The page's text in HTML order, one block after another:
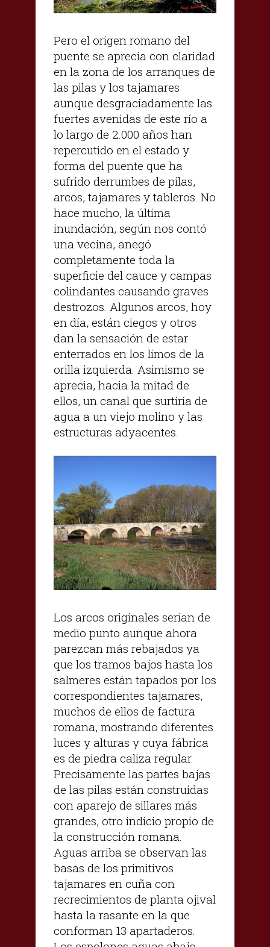
Pero el origen romano del
puente se aprecia con claridad
en la zona de los arranques de
las pilas y los tajamares
aunque desgraciadamente las
fuertes avenidas de este río a
lo largo de 2.000 años han
repercutido en el estado y
forma del puente que ha
sufrido derrumbes de pilas,
arcos, tajamares y tableros. No
hace mucho, la última
inundación, según nos contó
una vecina, anegó
completamente toda la
superficie del cauce y campas
colindantes causando graves
destrozos. Algunos arcos, hoy
en día, están ciegos y otros
dan la sensación de estar
enterrados en los limos de la
orilla izquierda. Asimismo se
aprecia, hacia la mitad de
ellos, un canal que surtiría de
agua a un viejo molino y las
estructuras adyacentes.
Los arcos originales serían de
medio punto aunque ahora
parezcan más rebajados ya
que los tramos bajos hasta los
salmeres están tapados por los
correspondientes tajamares,
muchos de ellos de factura
romana, mostrando diferentes
luces y alturas y cuya fábrica
es de piedra caliza regular.
Precisamente las partes bajas
de las pilas están construidas
con aparejo de sillares más
grandes, otro indicio propio de
la construcción romana.
Aguas arriba se observan las
basas de los primitivos
tajamares en cuña con
recrecimientos de planta ojival
hasta la rasante en la que
conforman 13 apartaderos.